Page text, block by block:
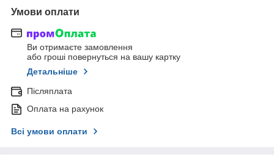
Умови оплати
Ви отримаєте замовлення
або гроші повернуться на вашу картку
Детальніше
Післяплата
Оплата на рахунок
Всі умови оплати